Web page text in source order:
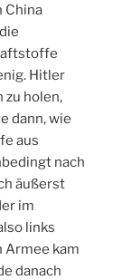
China
Hitler
zu holen,
dann, wie
aus
nach
äußerst
im
links
Armee kam
danach